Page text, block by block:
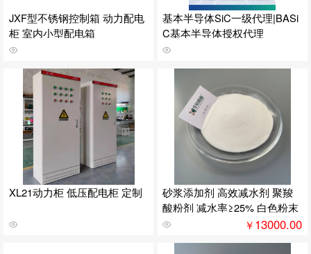
JXF型不锈钢控制箱 动力配电
柜 室内小型配电箱
基本半导体SiC一级代理|BASi
C基本半导体授权代理
XL21动力柜 低压配电柜 定制
砂浆添加剂 高效减水剂 聚羧
酸粉剂 减水率≥25% 白色粉末
￥13000.00